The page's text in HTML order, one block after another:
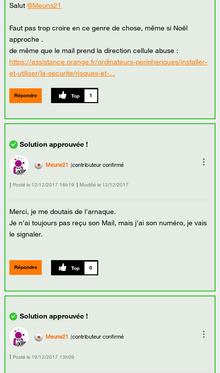
Salut@Meuns21
Faut pas trop croire en ce genre de chose, même si Noël
approche .
de même que le mail prend la direction cellule abuse :
https://assistance.orange.fr/ordinateurs-peripheriques/installer-
et-utiliser/la-securite/risques-et-...
Répondre 1
Meuns21 contributeur confirmé
Posté le ‎12/12/2017 18h19 Modifié le 12/12/2017
Merci, je me doutais de l'arnaque.
Je n'ai toujours pas reçu son Mail, mais j'ai son numéro, je vais
le signaler.
Répondre 0
Meuns21 contributeur confirmé
Posté le ‎19/12/2017 13h09